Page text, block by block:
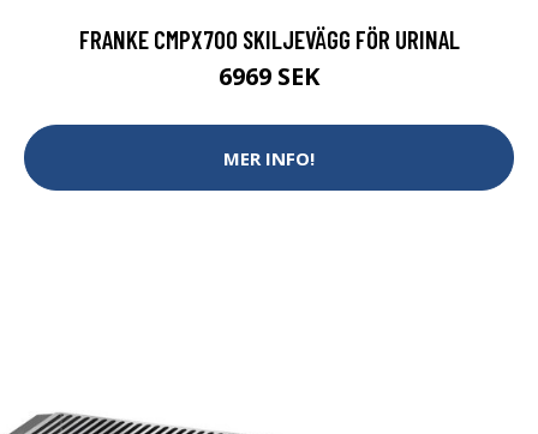
FRANKE CMPX700 SKILJEVÄGG FÖR URINAL
6969 SEK
MER INFO!